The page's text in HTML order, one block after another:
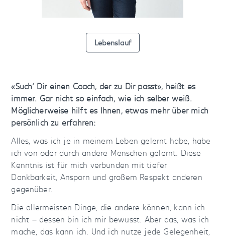
Lebenslauf
«Such´ Dir einen Coach, der zu Dir passt», heißt es
immer. Gar nicht so einfach, wie ich selber weiß.
Möglicherweise hilft es Ihnen, etwas mehr über mich
persönlich zu erfahren:
Alles, was ich je in meinem Leben gelernt habe, habe
ich von oder durch andere Menschen gelernt. Diese
Kenntnis ist für mich verbunden mit tiefer
Dankbarkeit, Ansporn und großem Respekt anderen
gegenüber.
Die allermeisten Dinge, die andere können, kann ich
nicht — dessen bin ich mir bewusst. Aber das, was ich
mache, das kann ich. Und ich nutze jede Gelegenheit,